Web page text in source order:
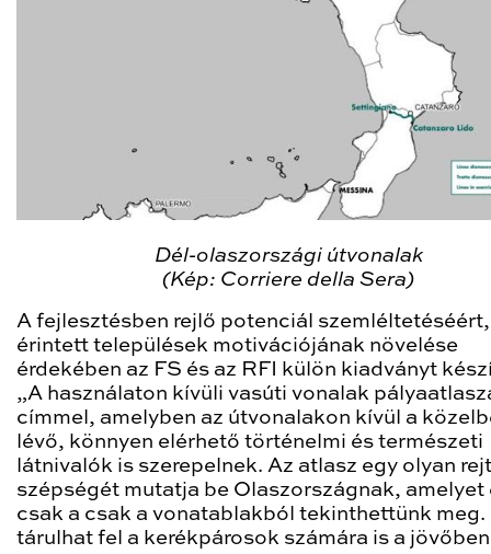
Dél-olaszországi útvonalak
(Kép: Corriere della Sera)
A fejlesztésben rejlő potenciál szemléltetéséért,
érintett települések motivációjának növelése
érdekében az FS és az RFI külön kiadványt
„A használaton kívüli vasúti vonalak
címmel, amelyben az útvonalakon kívül a
lévő, könnyen elérhető történelmi és természeti
látnivalók is szerepelnek. Az atlasz egy olyan
szépségét mutatja be Olaszországnak, amelyet
csak a csak a vonatablakból tekinthettünk meg.
tárulhat fel a kerékpárosok számára is a